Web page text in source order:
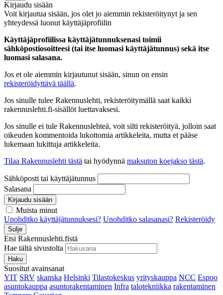
Kirjaudu sisään
Voit kirjautua sisään, jos olet jo aiemmin rekisteröitynyt ja sen
yhteydessä luonut käyttäjäprofiilin
Käyttäjäprofiilissa käyttäjätunnuksenasi toimii
sähköpostiosoitteesi (tai itse luomasi käyttäjätunnus) sekä itse
luomasi salasana.
Jos et ole aiemmin kirjautunut sisään, sinun on ensin
rekisteröidyttävä täällä.
Jos sinulle tulee Rakennuslehti, rekisteröitymällä saat kaikki
rakennuslehti.fi-sisällöt luettavaksesi.
Jos sinulle ei tule Rakennuslehteä, voit silti rekisteröityä, jolloin saat
oikeuden kommentoida lukottomia artikkeleita, mutta et pääse
lukemaan lukittuja artikkeleita.
Tilaa Rakennuslehti tästä tai hyödynnä maksuton koejakso tästä.
Sähköposti tai käyttäjätunnus
Salasana
Kirjaudu sisään
Muista minut
Unohditko käyttäjätunnuksesi? Unohditko salasanasi? Rekisteröidy
Sulje
Etsi Rakennuslehti.fistä
Hae tältä sivustolta
Haku
Suositut avainsanat
YIT SRV skanska Helsinki Tilastokeskus yrityskauppa NCC Espoo
asuntokauppa asuntorakentaminen Infra talotekniikka rakentaminen